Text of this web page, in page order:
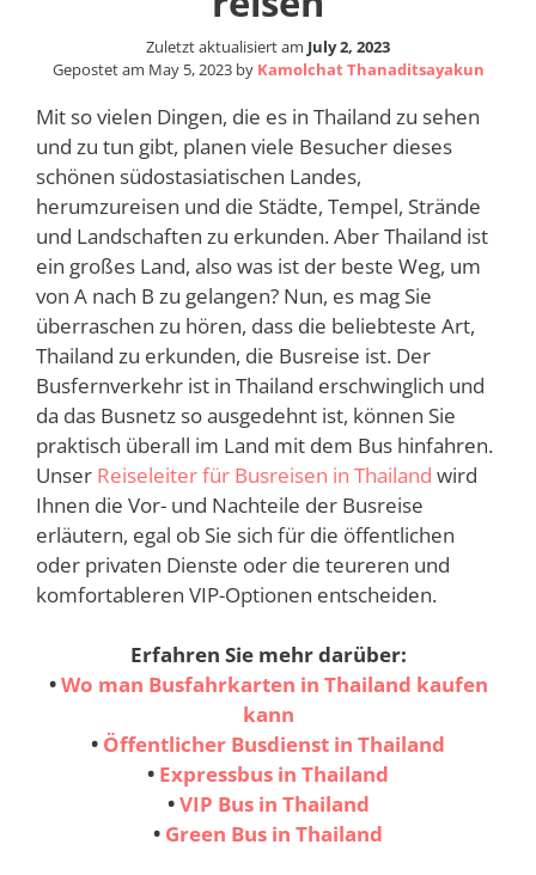
Zuletzt aktualisiert am July 2, 2023
Gepostet am May 5, 2023 by Kamolchat Thanaditsayakun
Mit so vielen Dingen, die es in Thailand zu sehen
und zu tun gibt, planen viele Besucher dieses
schönen südostasiatischen Landes,
herumzureisen und die Städte, Tempel, Strände
und Landschaften zu erkunden. Aber Thailand ist
ein großes Land, also was ist der beste Weg, um
von A nach B zu gelangen? Nun, es mag Sie
überraschen zu hören, dass die beliebteste Art,
Thailand zu erkunden, die Busreise ist. Der
Busfernverkehr ist in Thailand erschwinglich und
da das Busnetz so ausgedehnt ist, können Sie
praktisch überall im Land mit dem Bus hinfahren.
Unser Reiseleiter für Busreisen in Thailand wird
Ihnen die Vor- und Nachteile der Busreise
erläutern, egal ob Sie sich für die öffentlichen
oder privaten Dienste oder die teureren und
komfortableren VIP-Optionen entscheiden.
Erfahren Sie mehr darüber:
•Wo man Busfahrkarten in Thailand kaufen
kann
• Öffentlicher Busdienst in Thailand
• Expressbus in Thailand
•VIP Bus in Thailand
• Green Bus in Thailand